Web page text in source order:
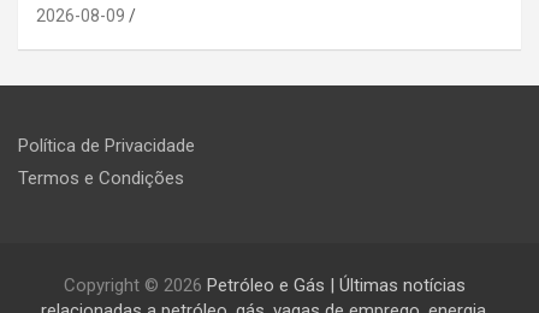
2026-08-09
Política de Privacidade
Termos e Condições
Copyright © 2026 Petróleo e Gás | Últimas notícias